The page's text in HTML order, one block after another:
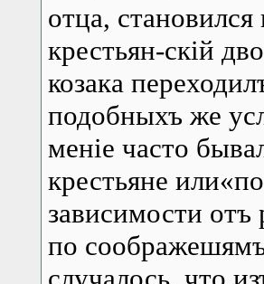
отца,
крестьян-скій
козака
подобныхъ же
меніе часто
крестьяне
зависимости отъ
по